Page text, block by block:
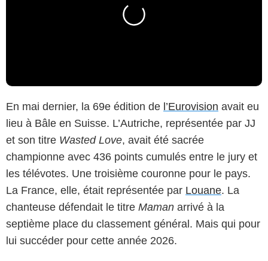
En mai dernier, la 69e édition de l’Eurovision avait eu
lieu à Bâle en Suisse. L’Autriche, représentée par JJ
et son titre Wasted Love, avait été sacrée
championne avec 436 points cumulés entre le jury et
les télévotes. Une troisième couronne pour le pays.
La France, elle, était représentée par Louane. La
chanteuse défendait le titre Maman arrivé à la
septième place du classement général. Mais qui pour
lui succéder pour cette année 2026.